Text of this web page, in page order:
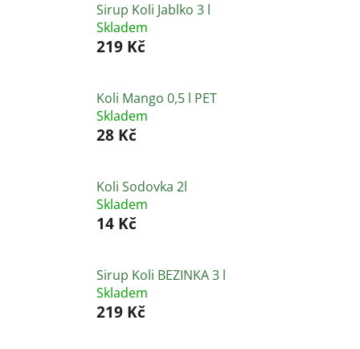
Sirup Koli Jablko 3 l
Skladem
219 Kč
Koli Mango 0,5 l PET
Skladem
28 Kč
Koli Sodovka 2l
Skladem
14 Kč
Sirup Koli BEZINKA 3 l
Skladem
219 Kč